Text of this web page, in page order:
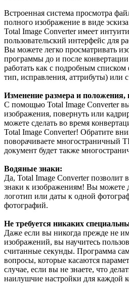
Встроенная система просмотра
полного изображение в виде
Total Image Converter имеет
пользовательский интерфейс для
Вы можете легко просматривать
программы до и после
работать как с подробным списком
тип, исправления, аттрибуты) или
Изменение размера и положения,
С помощью Total Image Converter
изображения, повернуть или
можете сделать во время
Total Image Converter! Обратите
поворачиваете многостраничный
документ будет также
Водяные знаки:
Да, Total Image Converter позволит
знаки к изображениям! Вы можете
логотип или даты к одной
фотографий.
Не требуется никаких
Даже если вы никогда прежде не
изображений, вы научитесь
считанные секунды. Программа
вопросы, которые касаются
случае, если вы не знаете, что
наилушчие настройки для каждой